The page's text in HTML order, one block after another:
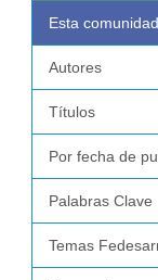
Esta comunidad
Autores
Títulos
Por fecha de
Palabras Clave
Temas